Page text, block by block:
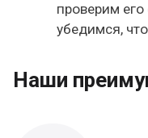
проверим
убедимся,
Наши